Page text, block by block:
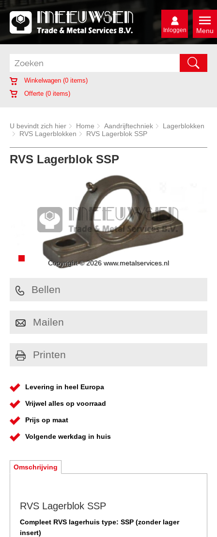
Menu
Inloggen
Winkelwagen (0 items)
Offerte (0 items)
U bevindt zich hier Home Aandrijftechniek
Lagerblokken
RVS Lagerblokken
RVS Lagerblok SSP
RVS Lagerblok SSP
Copyright © 2026 www.metalservices.nl
Bellen
Mailen
Printen
Levering in heel Europa
Vrijwel alles op voorraad
Prijs op maat
Volgende werkdag in huis
Omschrijving
RVS Lagerblok SSP
Compleet RVS lagerhuis type: SSP (zonder lager
insert)